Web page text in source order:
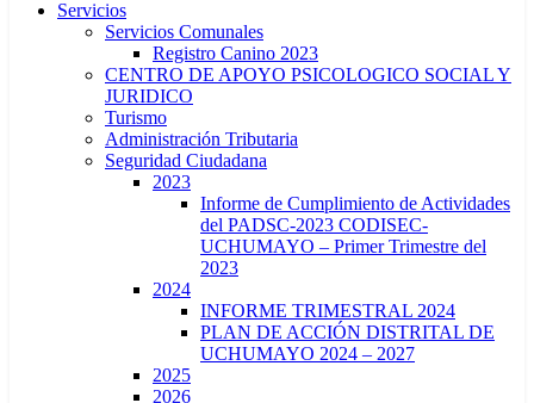
Servicios
Servicios Comunales
Registro Canino 2023
CENTRO DE APOYO PSICOLOGICO SOCIAL Y
JURIDICO
Turismo
Administración Tributaria
Seguridad Ciudadana
2023
Informe de Cumplimiento de Actividades
del PADSC-2023 CODISEC-
UCHUMAYO – Primer Trimestre del
2023
2024
INFORME TRIMESTRAL 2024
PLAN DE ACCIÓN DISTRITAL DE
UCHUMAYO 2024 – 2027
2025
2026